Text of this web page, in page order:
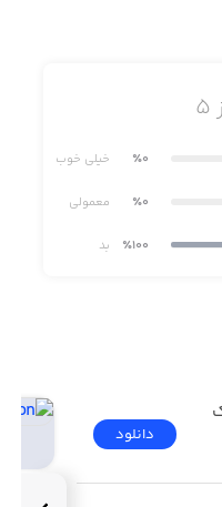
۵
٪0 خیلی خوب
٪0 معمولی
٪100 بد
دانلود